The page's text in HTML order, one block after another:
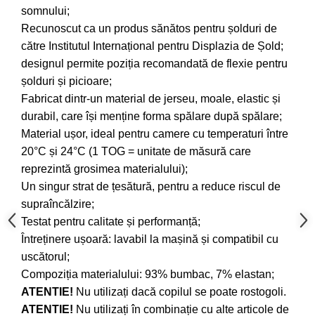
somnului;
Recunoscut ca un produs sănătos pentru șolduri de
către Institutul Internațional pentru Displazia de Șold;
designul permite poziția recomandată de flexie pentru
șolduri și picioare;
Fabricat dintr-un material de jerseu, moale, elastic și
durabil, care își menține forma spălare după spălare;
Material ușor, ideal pentru camere cu temperaturi între
20°C și 24°C (1 TOG = unitate de măsură care
reprezintă grosimea materialului);
Un singur strat de țesătură, pentru a reduce riscul de
supraîncălzire;
Testat pentru calitate și performanță;
Întreținere ușoară: lavabil la mașină și compatibil cu
uscătorul;
Compoziția materialului: 93% bumbac, 7% elastan;
ATENTIE! Nu utilizați dacă copilul se poate rostogoli.
ATENTIE! Nu utilizați în combinație cu alte articole de